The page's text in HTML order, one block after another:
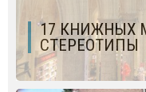
17 КНИЖНЫХ
СТЕРЕОТИПЫ